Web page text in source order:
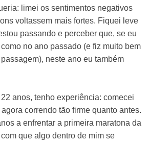
limei os sentimentos negativos
voltassem mais fortes. Fiquei leve
passando e perceber que, se eu
no ano passado (e fiz muito bem
neste ano eu também
anos, tenho experiência: comecei
correndo tão firme quanto antes.
a enfrentar a primeira maratona da
que algo dentro de mim se